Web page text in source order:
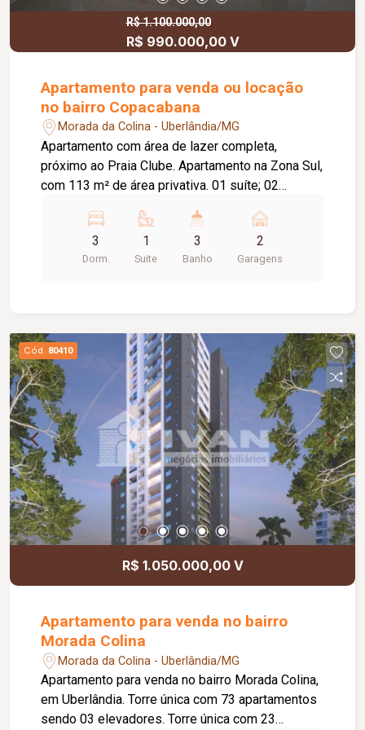
R$ 1.100.000,00
R$ 990.000,00 V
Apartamento para venda ou locação
no bairro Copacabana
Morada da Colina - Uberlândia/MG
Apartamento com área de lazer completa,
próximo ao Praia Clube. Apartamento na Zona Sul,
com 113 m² de área privativa. 01 suíte; 02
portas localizado entre os dois quartos); Sala
ampla; Lavabo; Cozinha; Lavanderia; Varanda
gourmet com churrasqueira. Lazer completo:
festas. O apartamento possui próximo à garagem
um box privado.
3
Dorm.
1
Suite
3
Banho
2
Garagens
Cód. 80410
R$ 1.050.000,00 V
Apartamento para venda no bairro
Morada Colina
Morada da Colina - Uberlândia/MG
Apartamento para venda no bairro Morada Colina,
em Uberlândia. Torre única com 73 apartamentos
sendo 03 elevadores. Torre única com 23